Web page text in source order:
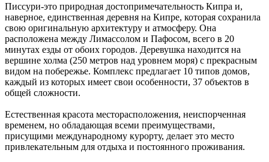
Писсури-это природная достопримечательность Кипра и,
наверное, единственная деревня на Кипре, которая сохранила
свою оригинальную архитектуру и атмосферу. Она
расположена между Лимассолом и Пафосом, всего в 20
минутах езды от обоих городов. Деревушка находится на
вершине холма (250 метров над уровнем моря) с прекрасным
видом на побережье. Комплекс предлагает 10 типов домов,
каждый из которых имеет свои особенности, 37 объектов в
общей сложности.
Естественная красота месторасположения, неиспорченная
временем, но обладающая всеми преимуществами,
присущими международному курорту, делает это место
привлекательным для отдыха и постоянного проживания.